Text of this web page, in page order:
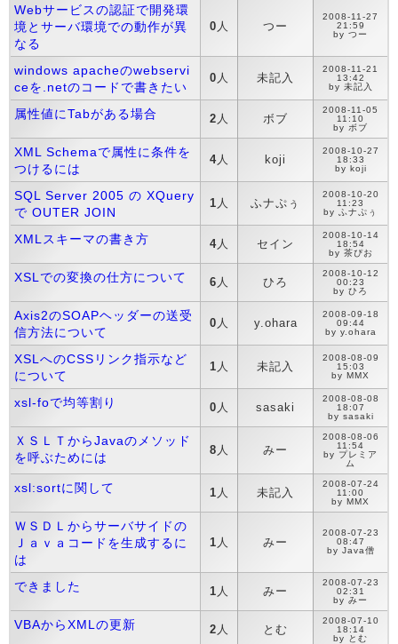
Webサービスの認証で開発環
境とサーバ環境での動作が異
なる
0 人 つー
2008-11-27
21:59
by つー
windows apacheのwebservi
ceを.netのコードで書きたい
0 人 未記入
2008-11-21
13:42
by 未記入
属性値にTabがある場合 2 人 ボブ
2008-11-05
11:10
by ボブ
XML Schemaで属性に条件を
つけるには
4人 koji
2008-10-27
18:33
by koji
SQL Server 2005 の XQuery
で OUTER JOIN
1 人 ふナぷぅ
2008-10-20
11:23
by ふナぷぅ
XMLスキーマの書き方 4人 セイン
2008-10-14
18:54
by 茶ぴお
XSLでの変換の仕方について 6 人 ひろ
2008-10-12
00:23
by ひろ
Axis2のSOAPヘッダーの送受
信方法について
0 人 y.ohara
2008-09-18
09:44
by y.ohara
XSLへのCSSリンク指示など
について
1 人 未記入
2008-08-09
15:03
by MMX
xsl-foで均等割り 0 人 sasaki
2008-08-08
18:07
by sasaki
ＸＳＬＴからJavaのメソッド
を呼ぶためには
8 人 みー
2008-08-06
11:54
by プレミア
ム
xsl:sortに関して 1 人 未記入
2008-07-24
11:00
by MMX
ＷＳＤＬからサーバサイドの
Ｊａｖａコードを生成するに
は
1 人 みー
2008-07-23
08:47
by Java僧
できました 1 人 みー
2008-07-23
02:31
by みー
VBAからXMLの更新 2 人 とむ
2008-07-10
18:14
by とむ